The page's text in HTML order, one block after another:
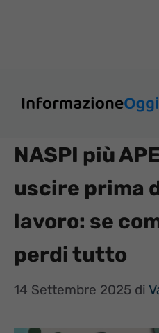
NASPI più
uscire prima
lavoro: se
perdi tutto
14 Settembre 2025 di